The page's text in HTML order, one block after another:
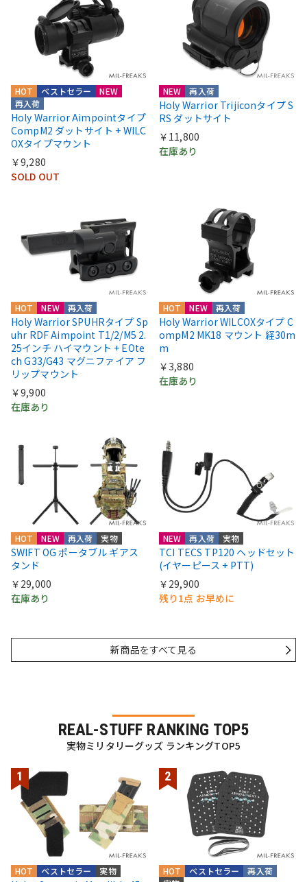
HOT
NEW
再入荷
ベストセラー
Holy Warrior Aimpointタイプ
CompM2 ダットサイト + WILC
OXタイプマウント
￥9,280
SOLD OUT
NEW 再入荷
Holy Warrior Trijiconタイプ S
RS ダットサイト
￥11,800
在庫あり
HOT NEW 再入荷
Holy Warrior SPUHRタイプ Sp
uhr RDF Aimpoint T1/2/M5 2.
25インチ ハイマウント + EOte
ch G33/G43 マグニファイア フ
リップマウント
￥9,900
在庫あり
HOT NEW 再入荷
Holy Warrior WILCOXタイプ C
ompM2 MK18 マウント 経30m
m
￥3,880
在庫あり
HOT NEW 再入荷 実物
SWIFT OG ポータブル ギアス
タンド
￥29,000
在庫あり
NEW 再入荷 実物
TCI TECS TP120 ヘッドセット
(イヤーピース + PTT)
￥29,900
残り1点 お早めに
新商品をすべて見る
REAL-STUFF RANKING TOP5
実物ミリタリーグッズ ランキングTOP5
実物
ベストセラー
HOT 再入荷
ベストセラー
HOT